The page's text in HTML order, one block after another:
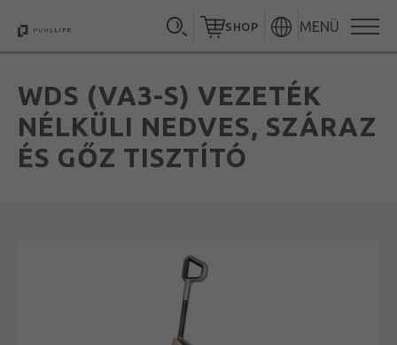
MENÜ
SHOP
WDS (VA3-S) VEZETÉK
NÉLKÜLI NEDVES, SZÁRAZ
ÉS GŐZ TISZTÍTÓ